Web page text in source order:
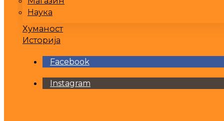
Наука
Хуманост
Историја
Facebook
Instagram